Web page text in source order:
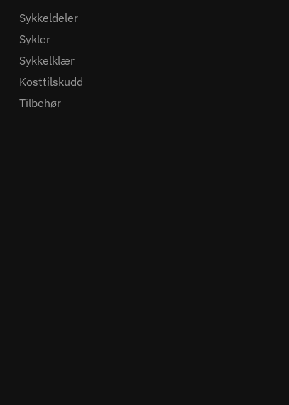
Sykkeldeler
Sykler
Sykkelklær
Kosttilskudd
Tilbehør